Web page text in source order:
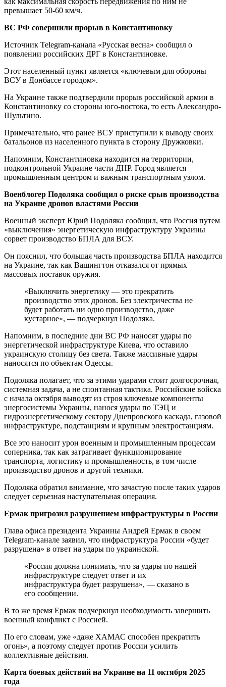
превышает 50-60 км/ч.
ВС РФ совершили прорыв в Константиновку
Источник Telegram-канала «Русская весна» сообщил о
появлении российских ДРГ в Константиновке.
Этот населенный пункт является «ключевым для обороны
ВСУ в Донбассе городом».
На Украине также подтвердили прорыв российской армии в
Константиновку со стороны юго-востока, то есть Александро-
Шультино.
Примечательно, что ранее ВСУ приступили к выводу своих
батальонов из населенного пункта в сторону Дружковки.
Напомним, Константиновка находится на территории,
подконтрольной Украине части ДНР. Город является
промышленным центром и важным транспортным узлом.
Военблогер Подоляка сообщил о риске срыв производства
на Украине дронов властями России
Военный эксперт Юрий Подоляка сообщил, что Россия путем
«выключения» энергетическую инфраструктуру Украины
сорвет производство БПЛА для ВСУ.
Он пояснил, что большая часть производства БПЛА находится
на Украине, так как Вашингтон отказался от прямых
массовых поставок оружия.
«Выключить энергетику — это прекратить
производство этих дронов. Без электричества не
будет работать ни одно производство, даже
кустарное», — подчеркнул Подоляка.
Напомним, в последние дни ВС РФ наносят удары по
энергетической инфраструктуре Киева, что оставило
украинскую столицу без света. Также массивные удары
наносятся по объектам Одессы.
Подоляка полагает, что за этими ударами стоит долгосрочная,
системная задача, а не спонтанная тактика. Российские войска
с начала октября выводят из строя ключевые компоненты
энергосистемы Украины, нанося удары по ТЭЦ и
гидроэнергетическому сектору Днепровского каскада, газовой
инфраструктуре, подстанциям и крупным электростанциям.
Все это наносит урон военным и промышленным процессам
соперника, так как затрагивает функционирование
транспорта, логистику и промышленность, в том числе
производство дронов и другой техники.
Подоляка обратил внимание, что зачастую после таких ударов
следует серьезная наступательная операция.
Ермак пригрозил разрушением инфраструктуры в России
Глава офиса президента Украины Андрей Ермак в своем
Telegram-канале заявил, что инфраструктура России «будет
разрушена» в ответ на удары по украинской.
«Россия должна понимать, что за удары по нашей
инфраструктуре следует ответ и их
инфраструктура будет разрушена», — сказано в
его сообщении.
В то же время Ермак подчеркнул необходимость завершить
военный конфликт с Россией.
По его словам, уже «даже ХАМАС способен прекратить
огонь», а поэтому следует против России усилить
коллективные действия.
Карта боевых действий на Украине на 11 октября 2025
года